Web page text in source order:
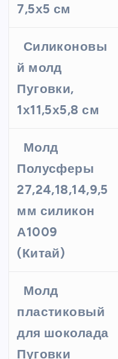
7,5х5 см
Силиконовы
й молд
Пуговки,
1х11,5х5,8 см
Молд
Полусферы
27,24,18,14,9,5
мм силикон
А1009
(Китай)
Молд
пластиковый
для шоколада
Пуговки